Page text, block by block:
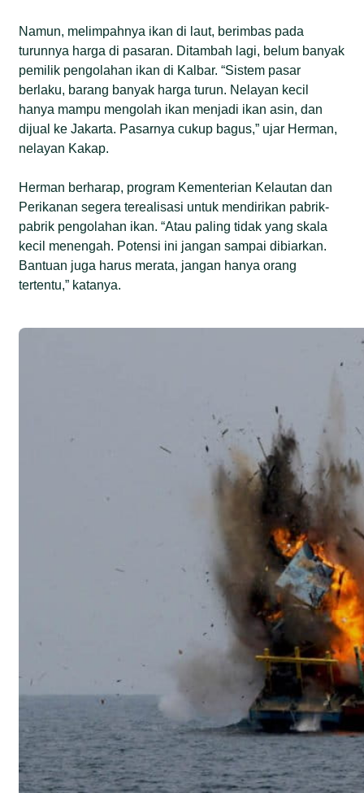
Namun, melimpahnya ikan di laut, berimbas pada
turunnya harga di pasaran. Ditambah lagi, belum banyak
pemilik pengolahan ikan di Kalbar. “Sistem pasar
berlaku, barang banyak harga turun. Nelayan kecil
hanya mampu mengolah ikan menjadi ikan asin, dan
dijual ke Jakarta. Pasarnya cukup bagus,” ujar Herman,
nelayan Kakap.
Herman berharap, program Kementerian Kelautan dan
Perikanan segera terealisasi untuk mendirikan pabrik-
pabrik pengolahan ikan. “Atau paling tidak yang skala
kecil menengah. Potensi ini jangan sampai dibiarkan.
Bantuan juga harus merata, jangan hanya orang
tertentu,” katanya.